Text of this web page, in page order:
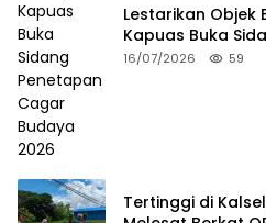
Lestarikan Objek
Kapuas Buka
Budaya 2026
16/07/2026 59
Tertinggi di